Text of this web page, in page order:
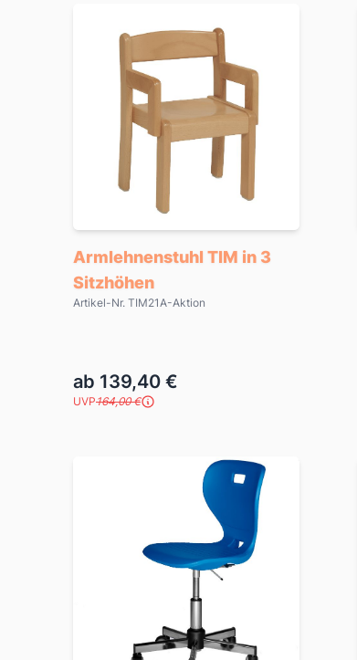
Armlehnenstuhl TIM in 3
Sitzhöhen
Artikel-Nr. TIM21A-Aktion
ab 139,40 €
UVP164,00 €